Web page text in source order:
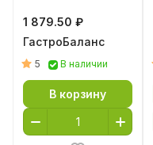
Инстантгам
(гуммиарабик)
Растворимые
пищевые
волокна, не
менее
1 879.50 ₽
ГастроБаланс
5 В наличии
В корзину